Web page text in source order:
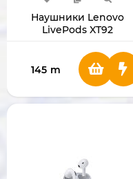
Наушники Lenovo
LivePods XT92
145 m